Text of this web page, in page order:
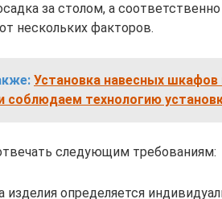
за столом, а
нескольких факторов.
Установка навесных
соблюдаем технологию
следующим требованиям:
изделия определяется